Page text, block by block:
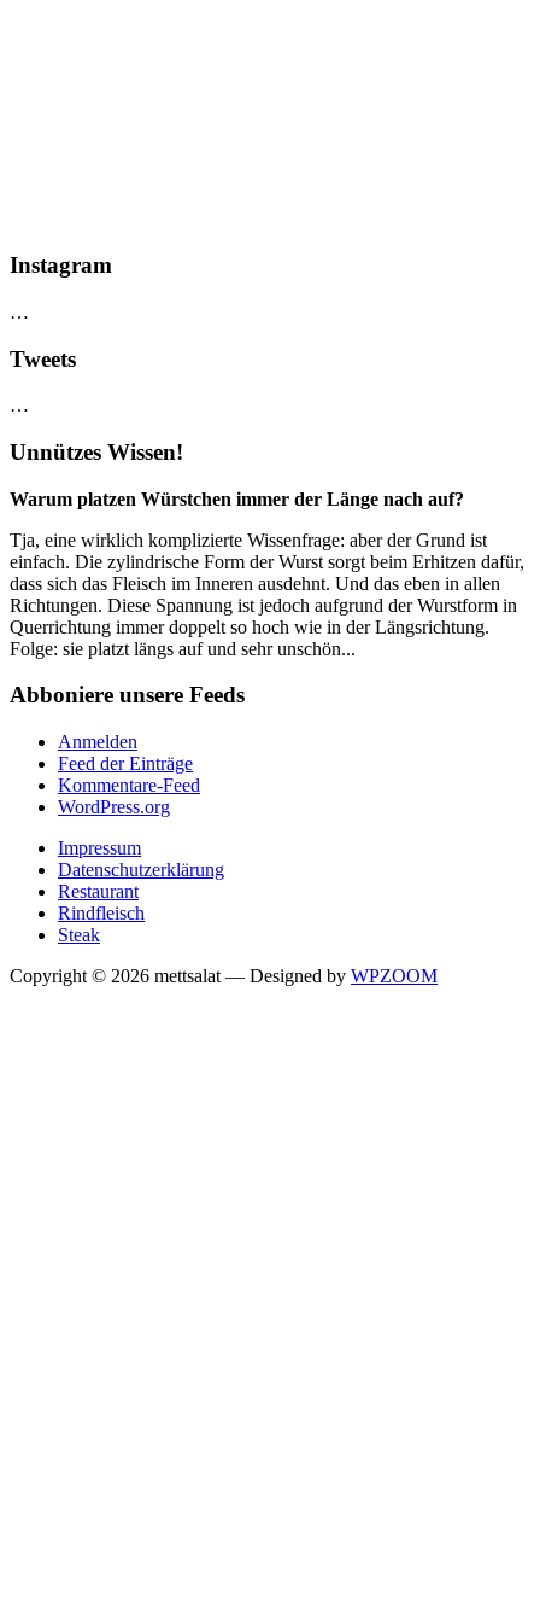
Instagram
…
Tweets
…
Unnützes Wissen!
Warum platzen Würstchen immer der Länge nach auf?
Tja, eine wirklich komplizierte Wissenfrage: aber der Grund ist
einfach. Die zylindrische Form der Wurst sorgt beim Erhitzen dafür,
dass sich das Fleisch im Inneren ausdehnt. Und das eben in allen
Richtungen. Diese Spannung ist jedoch aufgrund der Wurstform in
Querrichtung immer doppelt so hoch wie in der Längsrichtung.
Folge: sie platzt längs auf und sehr unschön...
Abboniere unsere Feeds
Anmelden
Feed der Einträge
Kommentare-Feed
WordPress.org
Impressum
Datenschutzerklärung
Restaurant
Rindfleisch
Steak
Copyright © 2026 mettsalat — Designed by WPZOOM